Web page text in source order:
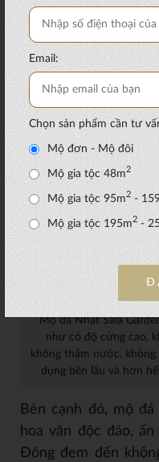
Mộ đá Nhật tại
các loại đá nổi
Quốc…), được chế
Nhật Bản có độ bền
thấm nước, chịu
và các tác nhân ăn
Mộ đá Nhật Sala
như có độ cứng cao,
không thấm nước,
dụng bền lâu và hơn
Bên cạnh đó, mộ
hoa văn độc đáo,
Đông đem đến
Email:
Chọn sản phẩm cần tư
Mộ đơn - Mộ đôi
Mộ gia tộc 48m2
Mộ gia tộc 95m2 -
Mộ gia tộc 195m2 -